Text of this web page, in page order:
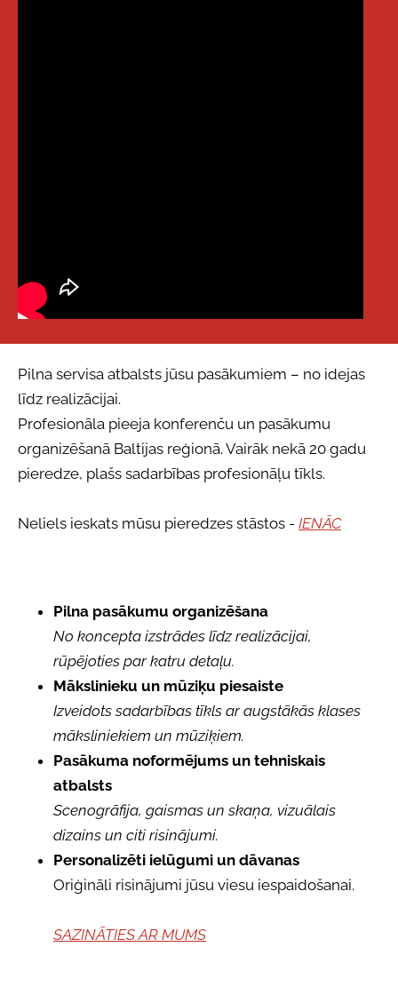
Pilna servisa atbalsts jūsu pasākumiem – no idejas
līdz realizācijai.
Profesionāla pieeja konferenču un pasākumu
organizēšanā Baltijas reģionā. Vairāk nekā 20 gadu
pieredze, plašs sadarbības profesionāļu tīkls.
Neliels ieskats mūsu pieredzes stāstos - IENĀC
Pilna pasākumu organizēšana
No koncepta izstrādes līdz realizācijai,
rūpējoties par katru detaļu.
Mākslinieku un mūziķu piesaiste
Izveidots sadarbības tīkls ar augstākās klases
māksliniekiem un mūziķiem.
Pasākuma noformējums un tehniskais
atbalsts
Scenogrāfija, gaismas un skaņa, vizuālais
dizains un citi risinājumi.
Personalizēti ielūgumi un dāvanas
Oriģināli risinājumi jūsu viesu iespaidošanai.
SAZINĀTIES AR MUMS